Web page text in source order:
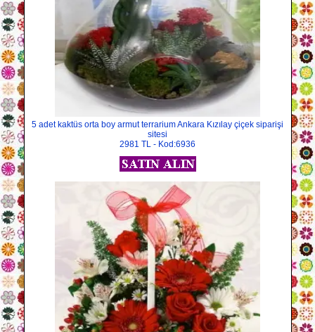
5 adet kaktüs orta boy armut terrarium Ankara Kızılay çiçek siparişi
sitesi
2981 TL - Kod:6936